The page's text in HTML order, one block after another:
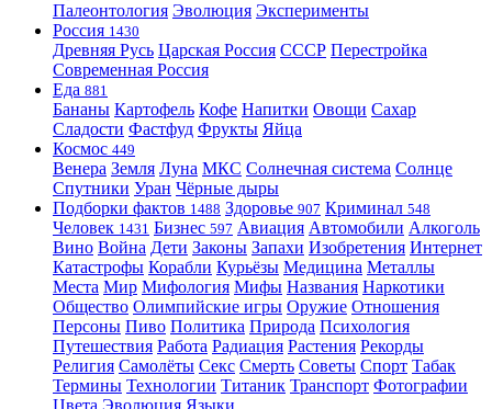
Палеонтология Эволюция Эксперименты
Россия 1430
Древняя Русь Царская Россия СССР Перестройка
Современная Россия
Еда 881
Бананы Картофель Кофе Напитки Овощи Сахар
Сладости Фастфуд Фрукты Яйца
Космос 449
Венера Земля Луна МКС Солнечная система Солнце
Спутники Уран Чёрные дыры
Подборки фактов 1488 Здоровье 907 Криминал 548
Человек 1431 Бизнес 597 Авиация Автомобили Алкоголь
Вино Война Дети Законы Запахи Изобретения Интернет
Катастрофы Корабли Курьёзы Медицина Металлы
Места Мир Мифология Мифы Названия Наркотики
Общество Олимпийские игры Оружие Отношения
Персоны Пиво Политика Природа Психология
Путешествия Работа Радиация Растения Рекорды
Религия Самолёты Секс Смерть Советы Спорт Табак
Термины Технологии Титаник Транспорт Фотографии
Цвета Эволюция Языки